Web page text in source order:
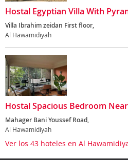
Hostal Egyptian Villa With
Villa Ibrahim zeidan First floor,
Al Hawamidiyah
Hostal Spacious Bedroom
Mahager Bani Youssef Road,
Al Hawamidiyah
Ver los 43 hoteles en Al